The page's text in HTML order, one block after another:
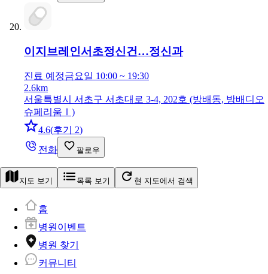
이지브레인서초정신건…정신과
진료 예정금요일 10:00 ~ 19:30
2.6km
서울특별시 서초구 서초대로 3-4, 202호 (방배동, 방배디오
슈페리움Ⅰ)
4.6(후기 2)
전화
팔로우
지도 보기 목록 보기 현 지도에서 검색
홈
병원이벤트
병원 찾기
커뮤니티